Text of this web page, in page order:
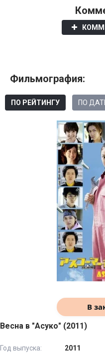
Фильмография:
ПО РЕЙТИНГУ ПО
В
Весна в "Асуко" (2011)
Год выпуска:
2011